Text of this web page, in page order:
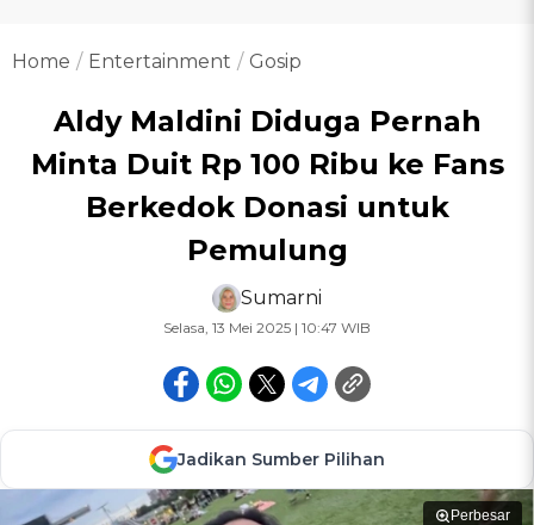
Home Entertainment Gosip
Aldy Maldini Diduga Pernah
Minta Duit Rp 100 Ribu ke Fans
Berkedok Donasi untuk
Pemulung
Sumarni
Selasa, 13 Mei 2025 | 10:47 WIB
Jadikan Sumber Pilihan
Perbesar